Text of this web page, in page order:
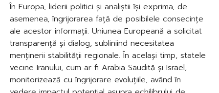
În Europa, liderii politici și analiștii își exprima, de
asemenea, îngrijorarea față de posibilele consecințe
ale acestor informații. Uniunea Europeană a solicitat
transparență și dialog, subliniind necesitatea
menținerii stabilității regionale. În același timp, statele
vecine Iranului, cum ar fi Arabia Saudită și Israel,
monitorizează cu îngrijorare evoluțiile, având în